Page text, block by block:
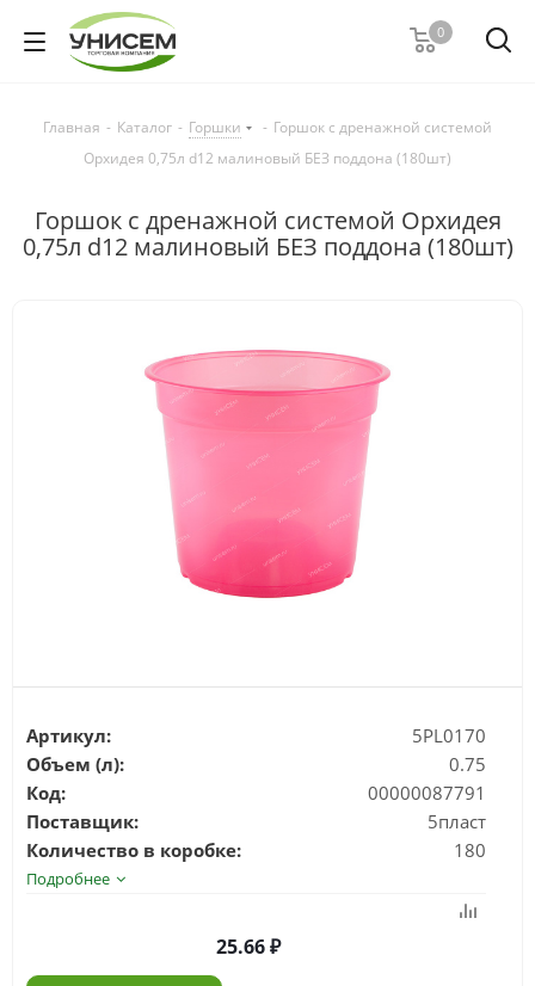
0
Главная - Каталог - Горшки - Горшок с дренажной системой
Орхидея 0,75л d12 малиновый БЕЗ поддона (180шт)
Горшок с дренажной системой Орхидея
0,75л d12 малиновый БЕЗ поддона (180шт)
Артикул:
5PL0170
Объем (л):
0.75
Код:
00000087791
Поставщик:
5пласт
Количество в коробке:
180
Подробнее
25.66